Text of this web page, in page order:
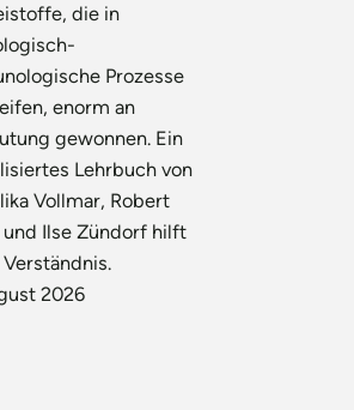
die in
Prozesse
enorm an
gewonnen. Ein
Lehrbuch von
Vollmar, Robert
und Ilse Zündorf hilft
2026